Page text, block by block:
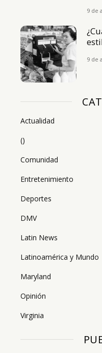
9 de
9 de
Actualidad
()
Comunidad
Entretenimiento
Deportes
DMV
Latin News
Latinoamérica y Mundo
Maryland
Opinión
Virginia